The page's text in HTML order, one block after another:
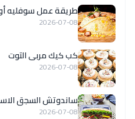
طريقة عمل سوفليه
2026-07-08
كب كيك مربى التوت
2026-07-08
ساندوتش السجق
2026-07-08